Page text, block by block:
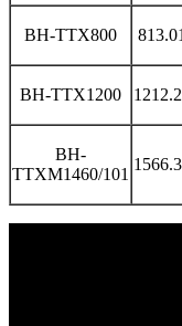
BH-TTX800 813.01
BH-TTX1200
BH-
TTXM1460/101